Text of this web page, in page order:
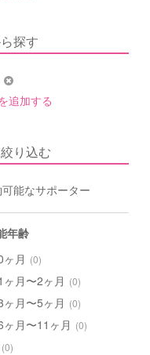
探す
追加する
り込む
能なサポーター
年齢
月 (0)
ヶ月〜2ヶ月 (0)
ヶ月〜5ヶ月 (0)
ヶ月〜11ヶ月 (0)
(0)